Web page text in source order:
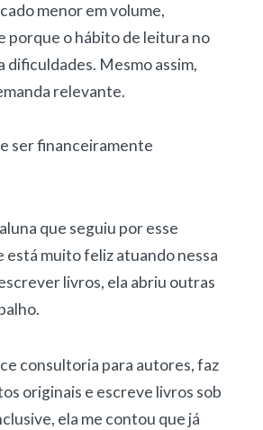
menor em volume,
porque o hábito de leitura no
dificuldades. Mesmo assim,
relevante.
ser financeiramente
que seguiu por esse
está muito feliz atuando nessa
livros, ela abriu outras
consultoria para autores, faz
originais e escreve livros sob
ela me contou que já